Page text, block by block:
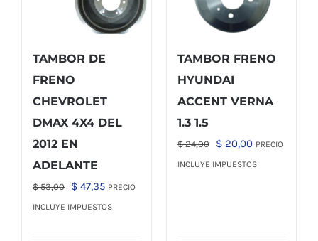
TAMBOR DE
FRENO
CHEVROLET
DMAX 4X4 DEL
2012 EN
ADELANTE
$53,00
El
precio
$ 47,35El
precio
PRECIO
INCLUYE IMPUESTOS
TAMBOR FRENO
HYUNDAI
ACCENT VERNA
1.3 1.5
$24,00
El
precio
$ 20,00El
precio
PRECIO
INCLUYE IMPUESTOS